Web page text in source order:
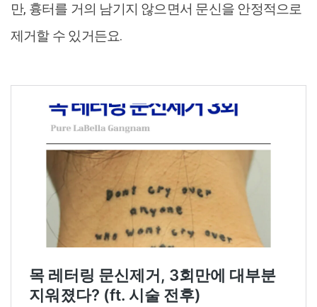
만, 흉터를 거의 남기지 않으면서 문신을 안정적으로
제거할 수 있거든요.